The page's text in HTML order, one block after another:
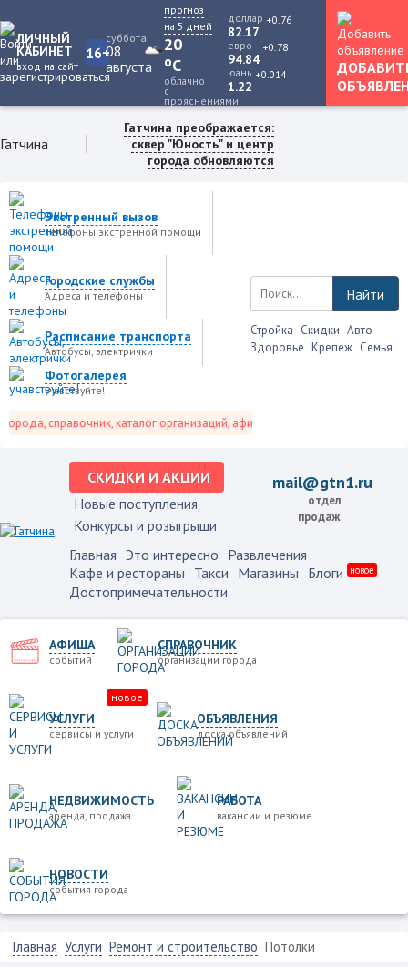
ЛИЧНЫЙ
КАБИНЕТ
вход на сайт
16+
суббота
08
августа
прогноз
на 5 дней
20
oC
облачно
с
прояснениями
доллар
82.17
+0.76
евро
94.84
+0.78
юань
1.22
+0.014
Гатчина
Гатчина преображается:
сквер "Юность" и центр
города обновляются
Экстренный вызов
Телефоны экстренной помощи
Городские службы
Адреса и телефоны
Расписание транспорта
Автобусы, электрички
Фотогалерея
учавствуйте!
справочник, каталог организаций, афиша событий и не только это.
Найти
Стройка Скидки Авто
Здоровье Крепеж Семья
СКИДКИ И АКЦИИ
Новые поступления
Конкурсы и розыгрыши
mail@gtn1.ru
отдел
продаж
Главная Это интересно Развлечения
Кафе и рестораны Такси Магазины Блоги новое
Достопримечательности
АФИША
событий
СПРАВОЧНИК
организации города
УСЛУГИ
сервисы и услуги
новое
ОБЪЯВЛЕНИЯ
доска объявлений
НЕДВИЖИМОСТЬ
аренда, продажа
РАБОТА
вакансии и резюме
НОВОСТИ
события города
Главная Услуги Ремонт и строительство Потолки